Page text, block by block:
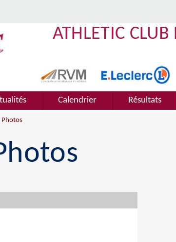
ATHLETIC
Calendrier Résultats
Photos